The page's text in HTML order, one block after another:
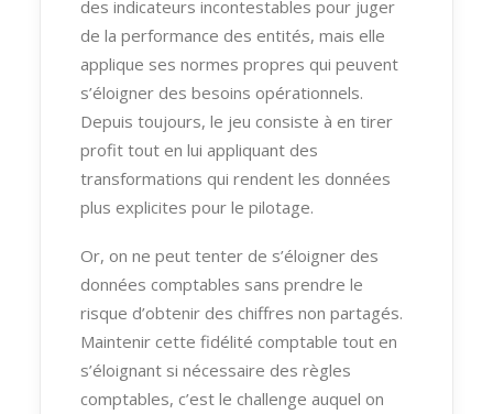
des indicateurs incontestables pour juger
de la performance des entités, mais elle
applique ses normes propres qui peuvent
s’éloigner des besoins opérationnels.
Depuis toujours, le jeu consiste à en tirer
profit tout en lui appliquant des
transformations qui rendent les données
plus explicites pour le pilotage.
Or, on ne peut tenter de s’éloigner des
données comptables sans prendre le
risque d’obtenir des chiffres non partagés.
Maintenir cette fidélité comptable tout en
s’éloignant si nécessaire des règles
comptables, c’est le challenge auquel on